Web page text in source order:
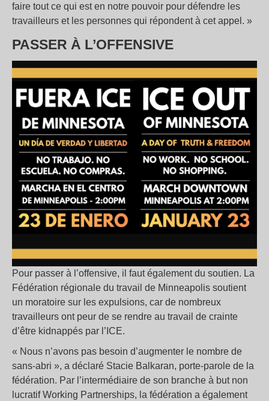
faire tout ce qui est en notre pouvoir pour défendre les
travailleurs et les personnes qui répondent à cet appel. »
PASSER À L’OFFENSIVE
Pour passer à l’offensive, il faut également du soutien. La
Fédération régionale du travail de Minneapolis soutient
un moratoire sur les expulsions, car de nombreux
travailleurs ont peur de se rendre au travail de crainte
d’être kidnappés par l’ICE.
« Nous n’avons pas besoin d’augmenter le nombre de
sans-abri », a déclaré Stacie Balkaran, porte-parole de la
fédération. Par l’intermédiaire de son branche à but non
lucratif Working Partnerships, la fédération a également